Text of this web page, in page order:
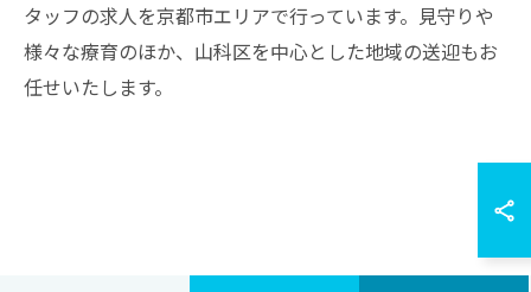
タッフの求人を京都市エリアで行っています。見守りや
様々な療育のほか、山科区を中心とした地域の送迎もお
任せいたします。